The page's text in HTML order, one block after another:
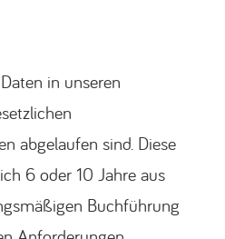
in unseren
abgelaufen sind. Diese
6 oder 10 Jahre aus
Buchführung